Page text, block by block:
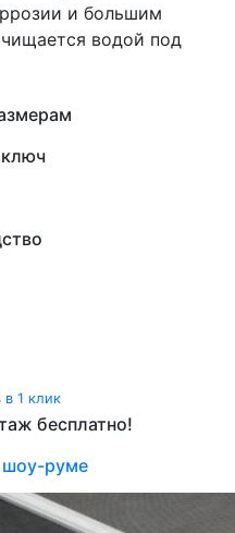
и большим
водой под
в 1 клик
бесплатно!
шоу-руме